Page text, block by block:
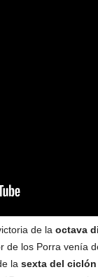
de la octava
de los Porra venía
la sexta del